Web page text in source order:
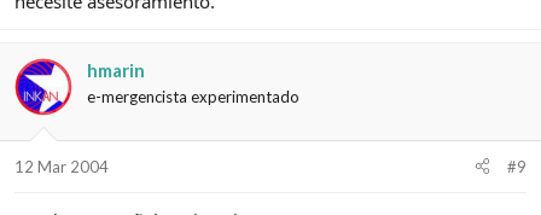
hmarin
e-mergencista experimentado
12 Mar 2004 #9